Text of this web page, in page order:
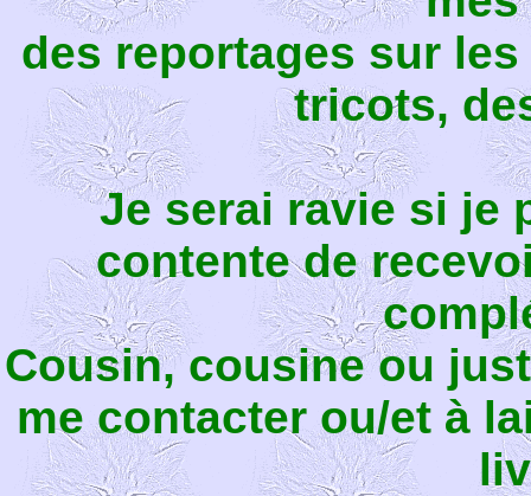
des reportages sur
tricots,
Je serai ravie si je
contente de
Cousin, cousine ou
me contacter ou/et à